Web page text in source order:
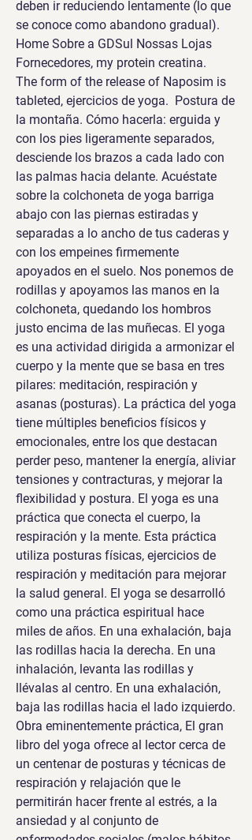
deben ir reduciendo lentamente (lo que
se conoce como abandono gradual).
Home Sobre a GDSul Nossas Lojas
Fornecedores, my protein creatina.
The form of the release of Naposim is
tableted, ejercicios de yoga.  Postura de
la montaña. Cómo hacerla: erguida y
con los pies ligeramente separados,
desciende los brazos a cada lado con
las palmas hacia delante. Acuéstate
sobre la colchoneta de yoga barriga
abajo con las piernas estiradas y
separadas a lo ancho de tus caderas y
con los empeines firmemente
apoyados en el suelo. Nos ponemos de
rodillas y apoyamos las manos en la
colchoneta, quedando los hombros
justo encima de las muñecas. El yoga
es una actividad dirigida a armonizar el
cuerpo y la mente que se basa en tres
pilares: meditación, respiración y
asanas (posturas). La práctica del yoga
tiene múltiples beneficios físicos y
emocionales, entre los que destacan
perder peso, mantener la energía, aliviar
tensiones y contracturas, y mejorar la
flexibilidad y postura. El yoga es una
práctica que conecta el cuerpo, la
respiración y la mente. Esta práctica
utiliza posturas físicas, ejercicios de
respiración y meditación para mejorar
la salud general. El yoga se desarrolló
como una práctica espiritual hace
miles de años. En una exhalación, baja
las rodillas hacia la derecha. En una
inhalación, levanta las rodillas y
llévalas al centro. En una exhalación,
baja las rodillas hacia el lado izquierdo.
Obra eminentemente práctica, El gran
libro del yoga ofrece al lector cerca de
un centenar de posturas y técnicas de
respiración y relajación que le
permitirán hacer frente al estrés, a la
ansiedad y al conjunto de